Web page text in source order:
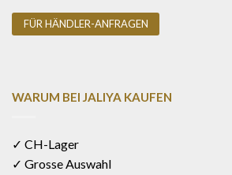
FÜR HÄNDLER-ANFRAGEN
WARUM BEI JALIYA KAUFEN
✓ CH-Lager
✓ Grosse Auswahl